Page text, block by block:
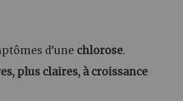
d’une chlorose.
plus claires, à croissance